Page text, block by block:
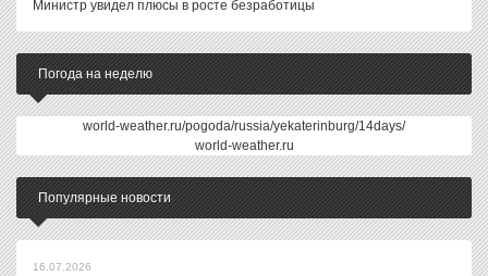
Министр увидел плюсы в росте безработицы
Погода на неделю
world-weather.ru/pogoda/russia/yekaterinburg/14days/
world-weather.ru
Популярные новости
16.07.2026